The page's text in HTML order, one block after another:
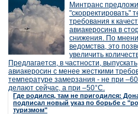
Минтранс
"скорректировать"
требования к
авиакеросина в
снижения. По
ведомства, это
увеличить
Предлагается, в частности, выпускать
авиакеросин с менее жесткими
температуре замерзания - не при
делают сейчас, а при –50°C.
Где родился, там не пригодился:
подписал новый указ по борьбе с
туризмом"